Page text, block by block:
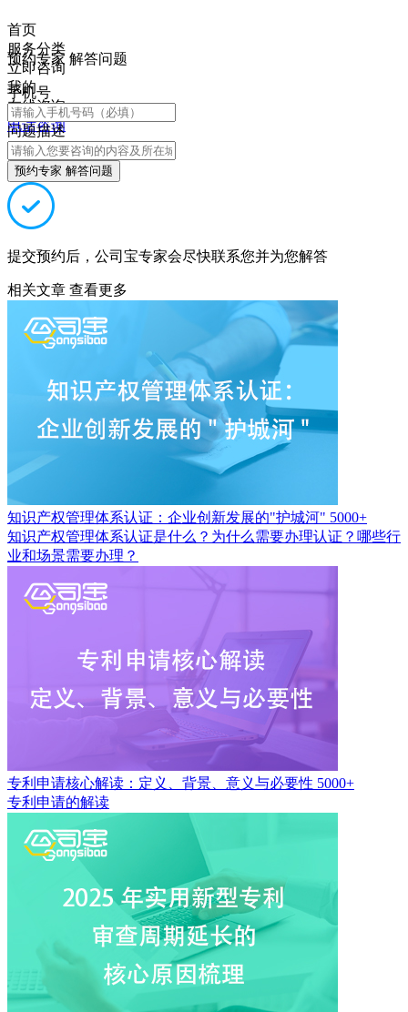
首页
服务分类
立即咨询
我的
在线咨询
电话咨询
预约专家 解答问题
手机号
问题描述
预约专家 解答问题
提交预约后，公司宝专家会尽快联系您并为您解答
相关文章 查看更多
知识产权管理体系认证：企业创新发展的"护城河" 5000+
知识产权管理体系认证是什么？为什么需要办理认证？哪些行
业和场景需要办理？
专利申请核心解读：定义、背景、意义与必要性 5000+
专利申请的解读